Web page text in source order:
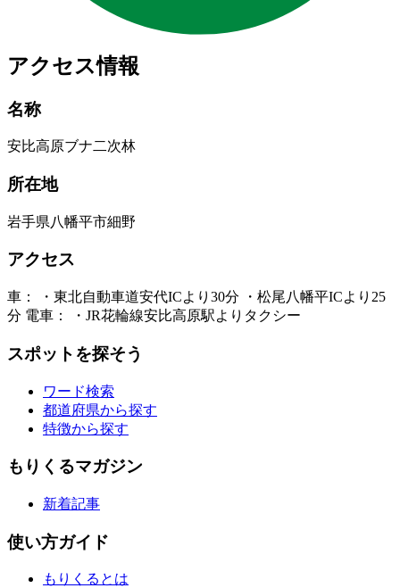
アクセス情報
名称
安比高原ブナ二次林
所在地
岩手県八幡平市細野
アクセス
車： ・東北自動車道安代ICより30分 ・松尾八幡平ICより25
分 電車： ・JR花輪線安比高原駅よりタクシー
スポットを探そう
ワード検索
都道府県から探す
特徴から探す
もりくるマガジン
新着記事
使い方ガイド
もりくるとは